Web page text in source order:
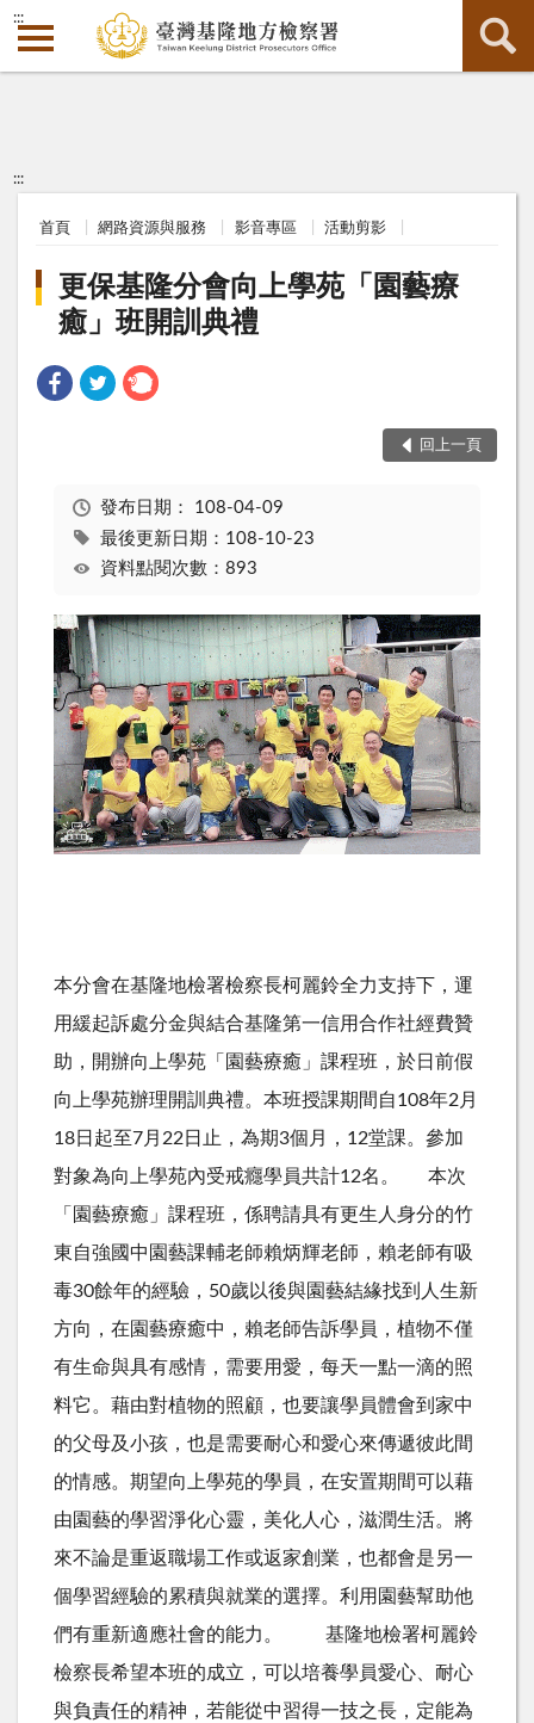
:::
:::
首頁 網路資源與服務 影音專區 活動剪影
更保基隆分會向上學苑「園藝療
癒」班開訓典禮
回上一頁
發布日期： 108-04-09
最後更新日期：108-10-23
資料點閱次數：893
本分會在基隆地檢署檢察長柯麗鈴全力支持下，運
用緩起訴處分金與結合基隆第一信用合作社經費贊
助，開辦向上學苑「園藝療癒」課程班，於日前假
向上學苑辦理開訓典禮。本班授課期間自108年2月
18日起至7月22日止，為期3個月，12堂課。參加
對象為向上學苑內受戒癮學員共計12名。 本次
「園藝療癒」課程班，係聘請具有更生人身分的竹
東自強國中園藝課輔老師賴炳輝老師，賴老師有吸
毒30餘年的經驗，50歲以後與園藝結緣找到人生新
方向，在園藝療癒中，賴老師告訴學員，植物不僅
有生命與具有感情，需要用愛，每天一點一滴的照
料它。藉由對植物的照顧，也要讓學員體會到家中
的父母及小孩，也是需要耐心和愛心來傳遞彼此間
的情感。期望向上學苑的學員，在安置期間可以藉
由園藝的學習淨化心靈，美化人心，滋潤生活。將
來不論是重返職場工作或返家創業，也都會是另一
個學習經驗的累積與就業的選擇。利用園藝幫助他
們有重新適應社會的能力。 基隆地檢署柯麗鈴
檢察長希望本班的成立，可以培養學員愛心、耐心
與負責任的精神，若能從中習得一技之長，定能為